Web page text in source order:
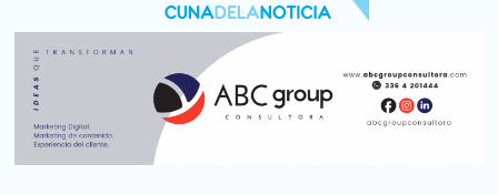
denuncia crisis como en 2001